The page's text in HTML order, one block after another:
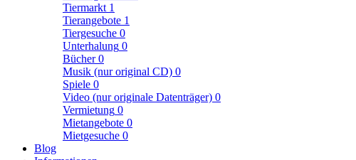
Tiermarkt 1
Tierangebote 1
Tiergesuche 0
Unterhalung 0
Bücher0
Musik (nur original CD) 0
Spiele 0
Video (nur originale Datenträger) 0
Vermietung 0
Mietangebote 0
Mietgesuche 0
Blog